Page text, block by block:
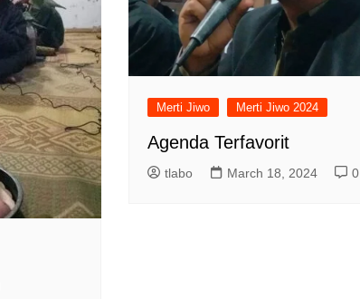
Merti Jiwo Merti Jiwo 2024
Agenda Terfavorit
tlabo March 18, 2024 0